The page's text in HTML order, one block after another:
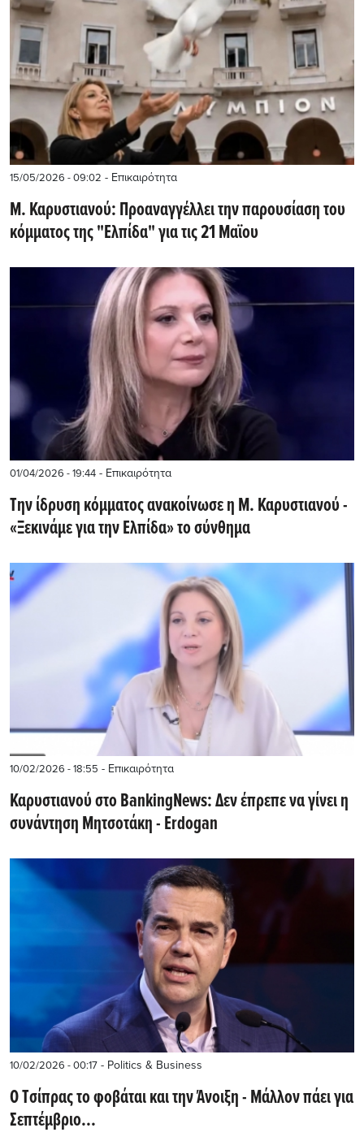
15/05/2026 - 09:02 - Επικαιρότητα
Μ. Καρυστιανού: Προαναγγέλλει την παρουσίαση του
κόμματος της "Ελπίδα" για τις 21 Μαϊου
01/04/2026 - 19:44 - Επικαιρότητα
Την ίδρυση κόμματος ανακοίνωσε η Μ. Καρυστιανού -
«Ξεκινάμε για την Ελπίδα» το σύνθημα
10/02/2026 - 18:55 - Επικαιρότητα
Καρυστιανού στο BankingNews: Δεν έπρεπε να γίνει η
συνάντηση Μητσοτάκη - Erdogan
10/02/2026 - 00:17 - Politics & Business
O Tσίπρας το φοβάται και την Άνοιξη - Μάλλον πάει για
Σεπτέμβριο...